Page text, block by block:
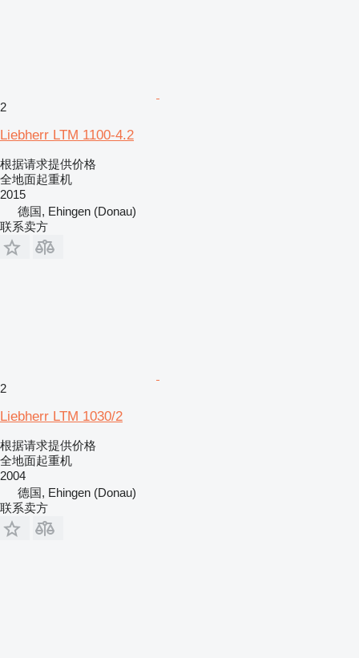
2
Liebherr LTM 1100-4.2
根据请求提供价格
全地面起重机
2015
德国, Ehingen (Donau)
联系卖方
2
Liebherr LTM 1030/2
根据请求提供价格
全地面起重机
2004
德国, Ehingen (Donau)
联系卖方